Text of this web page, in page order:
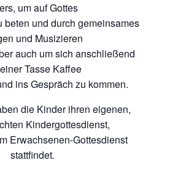
um auf Gottes
beten und durch gemeinsames
und Musizieren
auch um sich anschließend
Tasse Kaffee
ins Gespräch zu kommen.
die Kinder ihren eigenen,
Kindergottesdienst,
Erwachsenen-Gottesdienst
stattfindet.